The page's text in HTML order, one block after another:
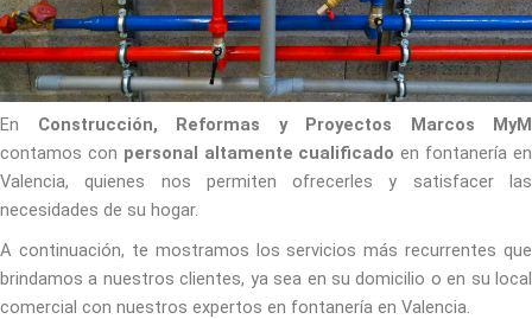
En Construcción, Reformas y Proyectos Marcos MyM
contamos con personal altamente cualificado en fontanería en
Valencia, quienes nos permiten ofrecerles y satisfacer las
necesidades de su hogar.
A continuación, te mostramos los servicios más recurrentes que
brindamos a nuestros clientes, ya sea en su domicilio o en su local
comercial con nuestros expertos en fontanería en Valencia.